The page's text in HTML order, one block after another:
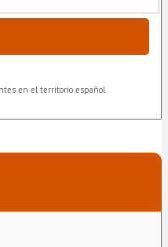
en el territorio español.